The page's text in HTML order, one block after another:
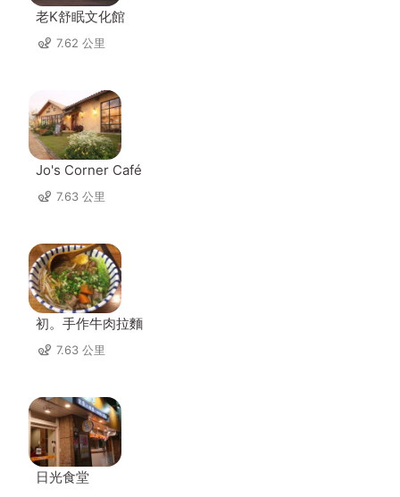
老K舒眠文化館
7.62 公里
Jo's Corner Café
7.63 公里
初。手作牛肉拉麵
7.63 公里
日光食堂